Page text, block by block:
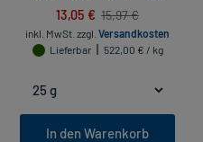
13,05 € 15,97 €
inkl. MwSt. zzgl. Versandkosten
Lieferbar
522,00 € / kg
In den Warenkorb